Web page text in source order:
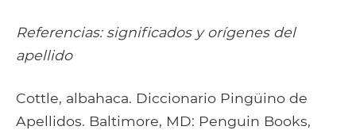
Referencias: significados y orígenes del
apellido
Cottle, albahaca. Diccionario Pingüino de
Apellidos. Baltimore, MD: Penguin Books,